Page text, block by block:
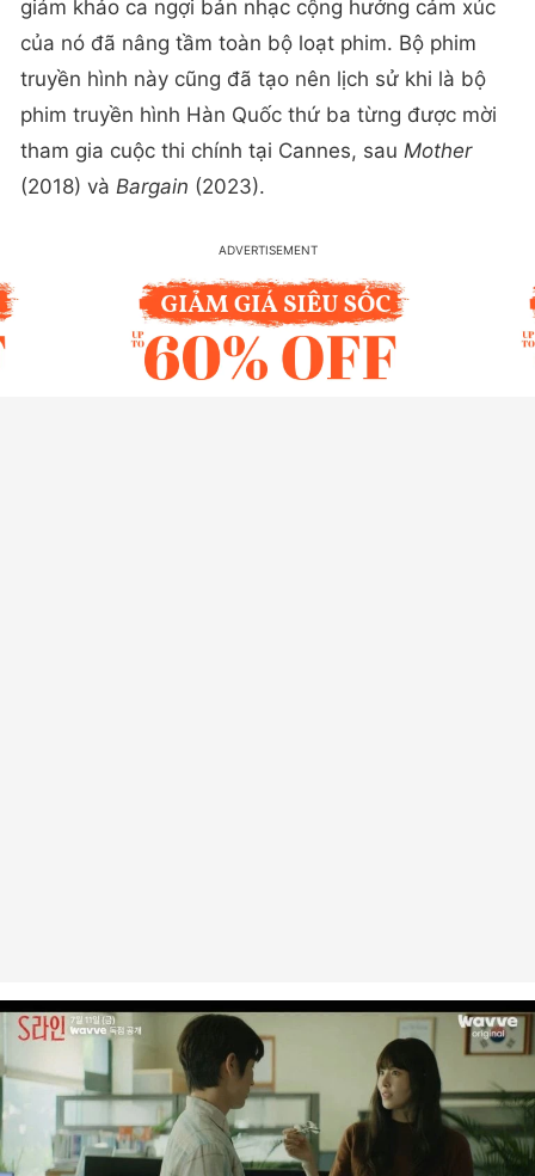
giám khảo ca ngợi bản nhạc cộng hưởng cảm xúc
của nó đã nâng tầm toàn bộ loạt phim. Bộ phim
truyền hình này cũng đã tạo nên lịch sử khi là bộ
phim truyền hình Hàn Quốc thứ ba từng được mời
tham gia cuộc thi chính tại Cannes, sau Mother
(2018) và Bargain (2023).